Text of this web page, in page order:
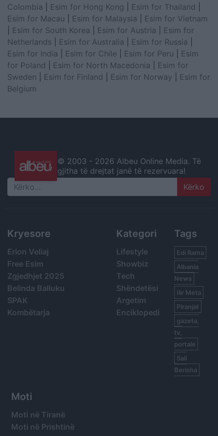
Colombia
Esim for Hong Kong Esim for Thailand
Esim for Macau
Esim for Malaysia
Esim for Vietnam
Esim for South Korea Esim for Austria
Esim for
Netherlands
Esim for Australia Esim for Russia
Esim for India
Esim for Chile Esim for Peru
Esim
for Poland
Esim for North Macedonia
Esim for
Sweden
Esim for Finland Esim for Norway
Esim for
Belgium
© 2003 - 2026 Albeu Online Media. Të
gjitha të drejtat janë të rezervuara!
Search
Kryesore
Erion Veliaj
Free Esim
Zgjedhjet 2025
Belinda Balluku
SPAK
Kombëtarja
Kategori
Lifestyle
Showbiz
Tech
Shëndetësi
Argetim
Enciklopedi
Tags
Edi Rama
Albania
News
Ilir Meta
Piranjat
gazeta,
tv,
portale
Sali
Berisha
Moti
Moti në Tiranë
Moti në Prishtinë